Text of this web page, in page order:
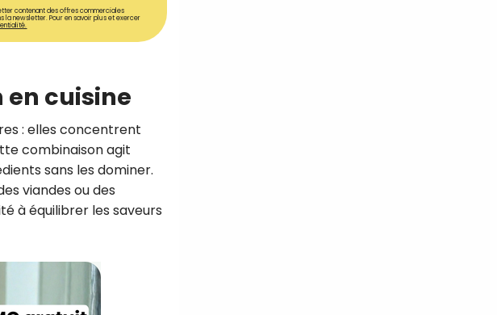
contenant des offres commerciales
la newsletter. Pour en savoir plus et exercer
cuisine
: elles concentrent
combinaison agit
sans les dominer.
viandes ou des
à équilibrer les saveurs
à ce que la société Digital
des campagnes. Nous
si vous ouvrez les courriels,
sur le terminal que vous
en savoir plus sur ces traceurs,
politique de confidentialité
mon cadeau !
utilisée par Digital Prisma Players pour vous
dans la newsletter. Pour en savoir plus et
connaissance de notre